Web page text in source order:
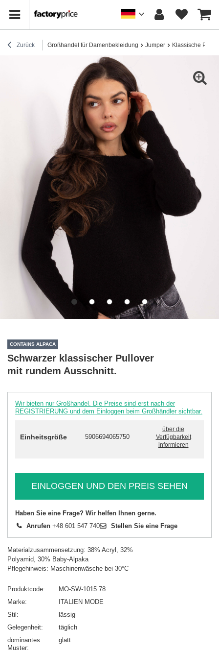
Zurück Großhandel für Damenbekleidung Jumper Klassische
CONTAINS ALPACA
Schwarzer klassischer Pullover
mit rundem Ausschnitt.
Wir bieten nur Großhandel. Die Preise sind erst nach der
REGISTRIERUNG und dem Einloggen beim Großhändler sichtbar.
Einheitsgröße 5906694065750
über die
Verfügbarkeit
informieren
EINLOGGEN UND DEN PREIS SEHEN
Haben Sie eine Frage? Wir helfen Ihnen gerne.
Anrufen +48 601 547 740 Stellen Sie eine Frage
Materialzusammensetzung: 38% Acryl, 32%
Polyamid, 30% Baby-Alpaka
Pflegehinweis: Maschinenwäsche bei 30°C
Produktcode
MO-SW-1015.78
Marke
ITALIEN MODE
Stil
lässig
Gelegenheit
täglich
dominantes
Muster
glatt